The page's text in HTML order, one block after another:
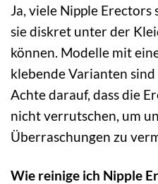
Ja, viele Nipple Erectors
sie diskret unter der
können. Modelle mit
klebende Varianten
Achte darauf, dass die
nicht verrutschen, um
Überraschungen zu
Wie reinige ich Nipple